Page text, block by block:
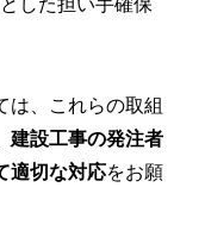
した担い手確保
は、これらの取組
建設工事の発注者
適切な対応をお願